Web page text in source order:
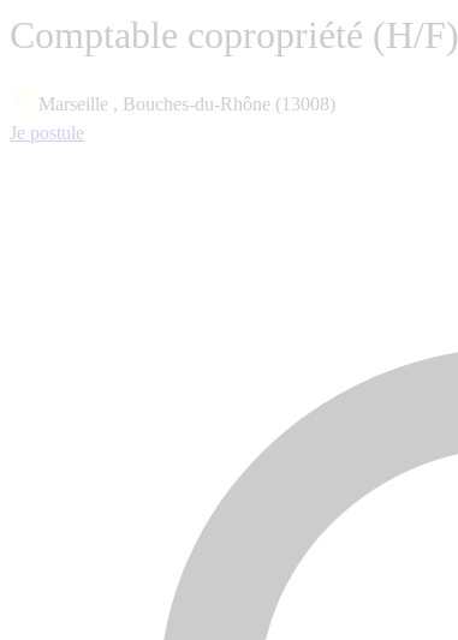
Comptable copropriété (H/F)
Marseille , Bouches-du-Rhône (13008)
Je postule